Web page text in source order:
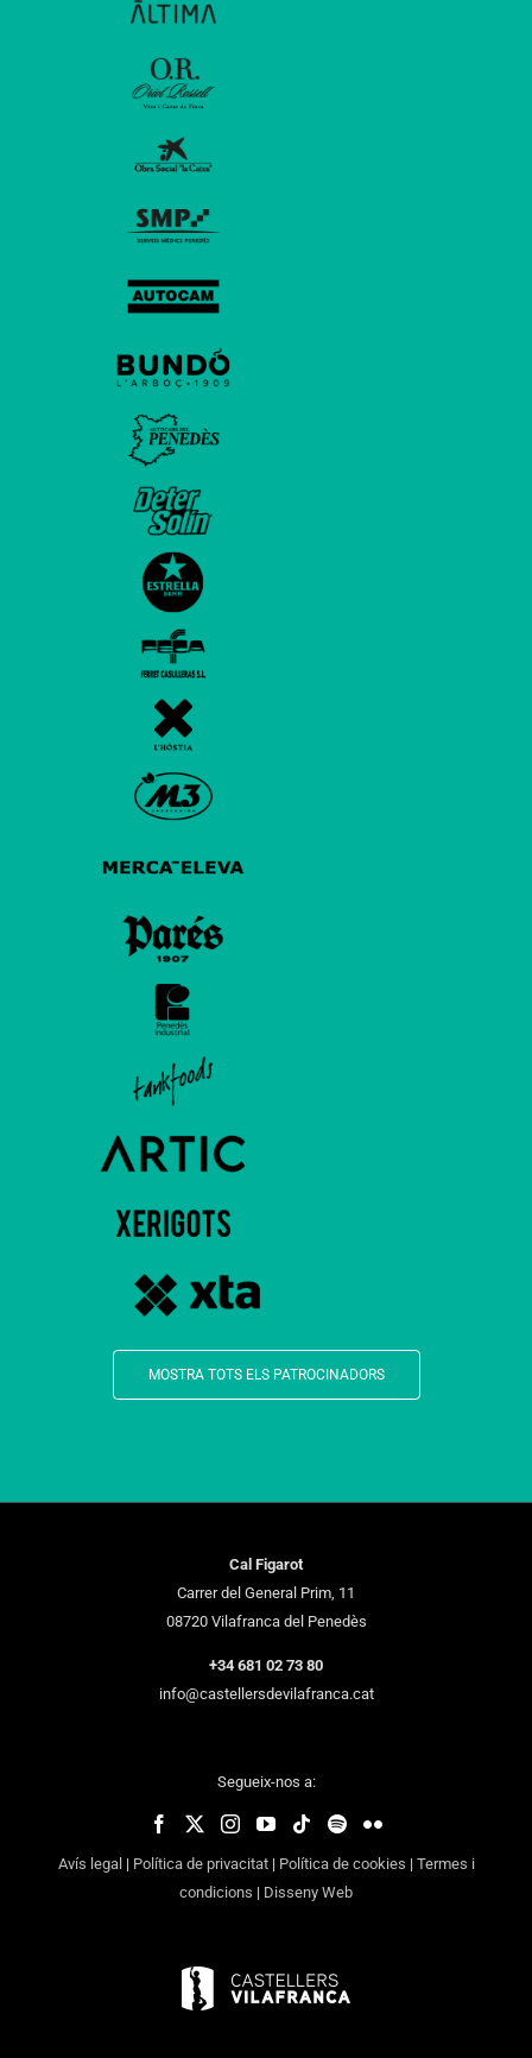
MOSTRA TOTS ELS PATROCINADORS
Cal Figarot
Carrer del General Prim, 11
08720 Vilafranca del Penedès
+34 681 02 73 80
info@castellersdevilafranca.cat
Segueix-nos a:
Avís legal | Política de privacitat| Política de cookies | Termes i
condicions | Disseny Web